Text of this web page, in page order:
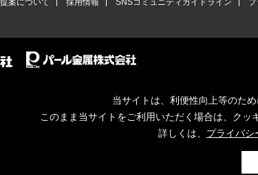
案について 採用情報 SNSコミュニティガイドライン
当サイトは、利便性向上等のた
このまま当サイトをご利用いただく場合は、クッ
詳しくは、 プライバシ